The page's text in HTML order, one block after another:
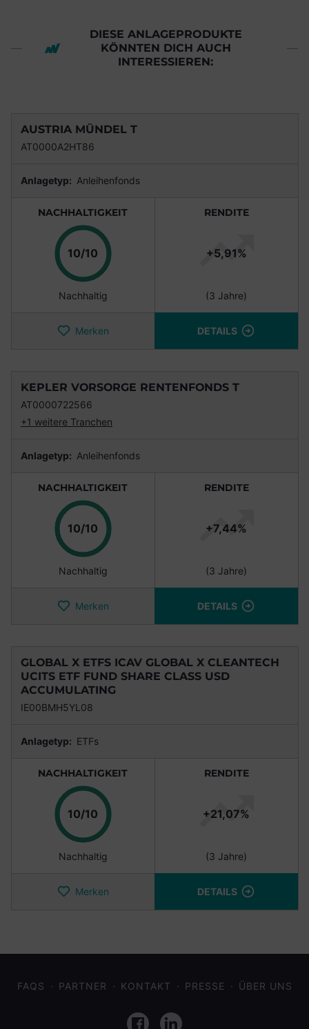
DIESE ANLAGEPRODUKTE
KÖNNTEN DICH AUCH
INTERESSIEREN:
AUSTRIA MÜNDEL T
AT0000A2HT86
Anlagetyp: Anleihenfonds
NACHHALTIGKEIT
10/10 Punkte
Nachhaltig
RENDITE
+5,91%
(3 Jahre)
Merken DETAILS
KEPLER VORSORGE RENTENFONDS T
AT0000722566
+1 weitere Tranchen
Anlagetyp: Anleihenfonds
NACHHALTIGKEIT
10/10 Punkte
Nachhaltig
RENDITE
+7,44%
(3 Jahre)
Merken DETAILS
GLOBAL X ETFS ICAV GLOBAL X CLEANTECH
UCITS ETF FUND SHARE CLASS USD
ACCUMULATING
IE00BMH5YL08
Anlagetyp: ETFs
NACHHALTIGKEIT
10/10 Punkte
Nachhaltig
RENDITE
+21,07%
(3 Jahre)
Merken DETAILS
FAQS PARTNER KONTAKT PRESSE ÜBER UNS